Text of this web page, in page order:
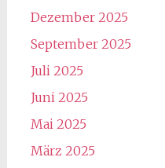
Dezember 2025
September 2025
Juli 2025
Juni 2025
Mai 2025
März 2025